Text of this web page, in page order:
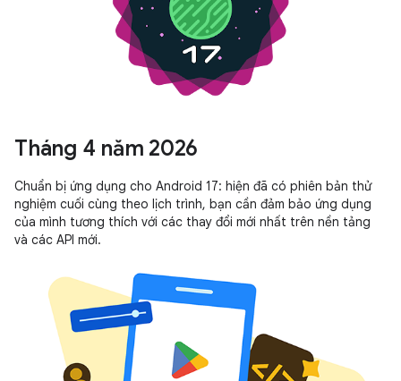
Tháng 4 năm 2026
Chuẩn bị ứng dụng cho Android 17: hiện đã có phiên bản thử
nghiệm cuối cùng theo lịch trình, bạn cần đảm bảo ứng dụng
của mình tương thích với các thay đổi mới nhất trên nền tảng
và các API mới.